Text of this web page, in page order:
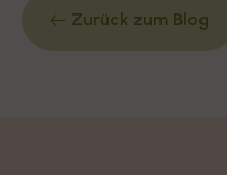
Zurück zum Blog